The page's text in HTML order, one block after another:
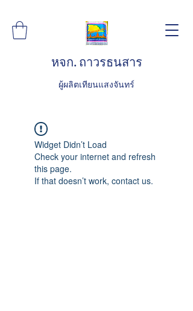
หจก. ถาวรธนสาร
ผู้ผลิตเทียนแสงจันทร์
Widget Didn’t Load
Check your internet and refresh
this page.
If that doesn’t work, contact us.